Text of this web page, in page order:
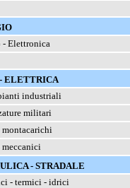
- Elettronica
ELETTRICA
industriali
militari
- STRADALE
- termici - idrici